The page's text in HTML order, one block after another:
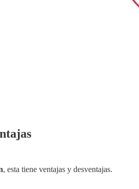
, esta tiene ventajas y desventajas.